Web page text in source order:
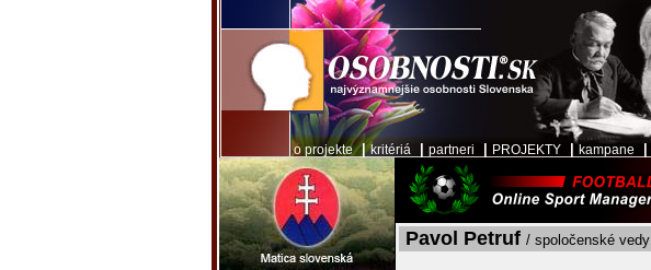
o projekte|kritériá partneri PROJEKTY kampane
Pavol Petruf / spoločenské vedy